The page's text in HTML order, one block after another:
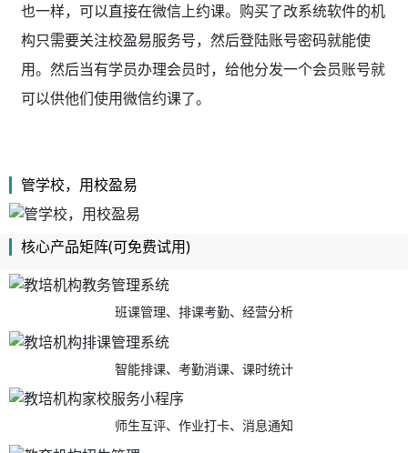
也一样，可以直接在微信上约课。购买了改系统软件的机
构只需要关注校盈易服务号，然后登陆账号密码就能使
用。然后当有学员办理会员时，给他分发一个会员账号就
可以供他们使用微信约课了。
管学校，用校盈易
核心产品矩阵(可免费试用)
班课管理、排课考勤、经营分析
智能排课、考勤消课、课时统计
师生互评、作业打卡、消息通知